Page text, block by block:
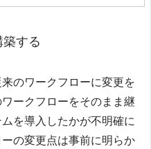
する
のワークフローに変更を
ークフローをそのまま継
を導入したかが不明確に
の変更点は事前に明らか